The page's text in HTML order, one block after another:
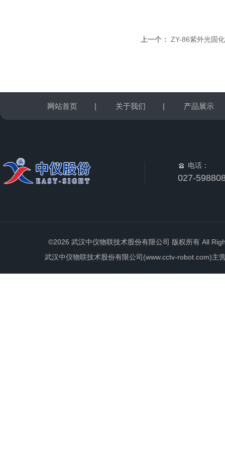
上一个： ZY-86紫外光固
网站首页 | 关于我们 | 产品展示
电话：
027-
©2026 武汉中仪物联技术股份有限公司 版权所有 All
武汉中仪物联技术股份有限公司(www.cctv-robot.com)主